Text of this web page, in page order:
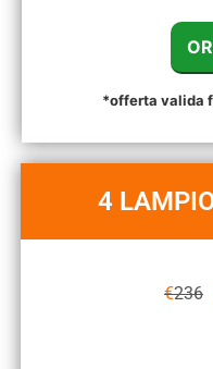
*offerta valida
4
€236